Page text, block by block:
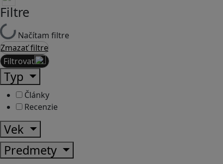
Filtre
Načítam filtre
Zmazať filtre
Filtrovať
Typ
Články
Recenzie
Vek
Predmety